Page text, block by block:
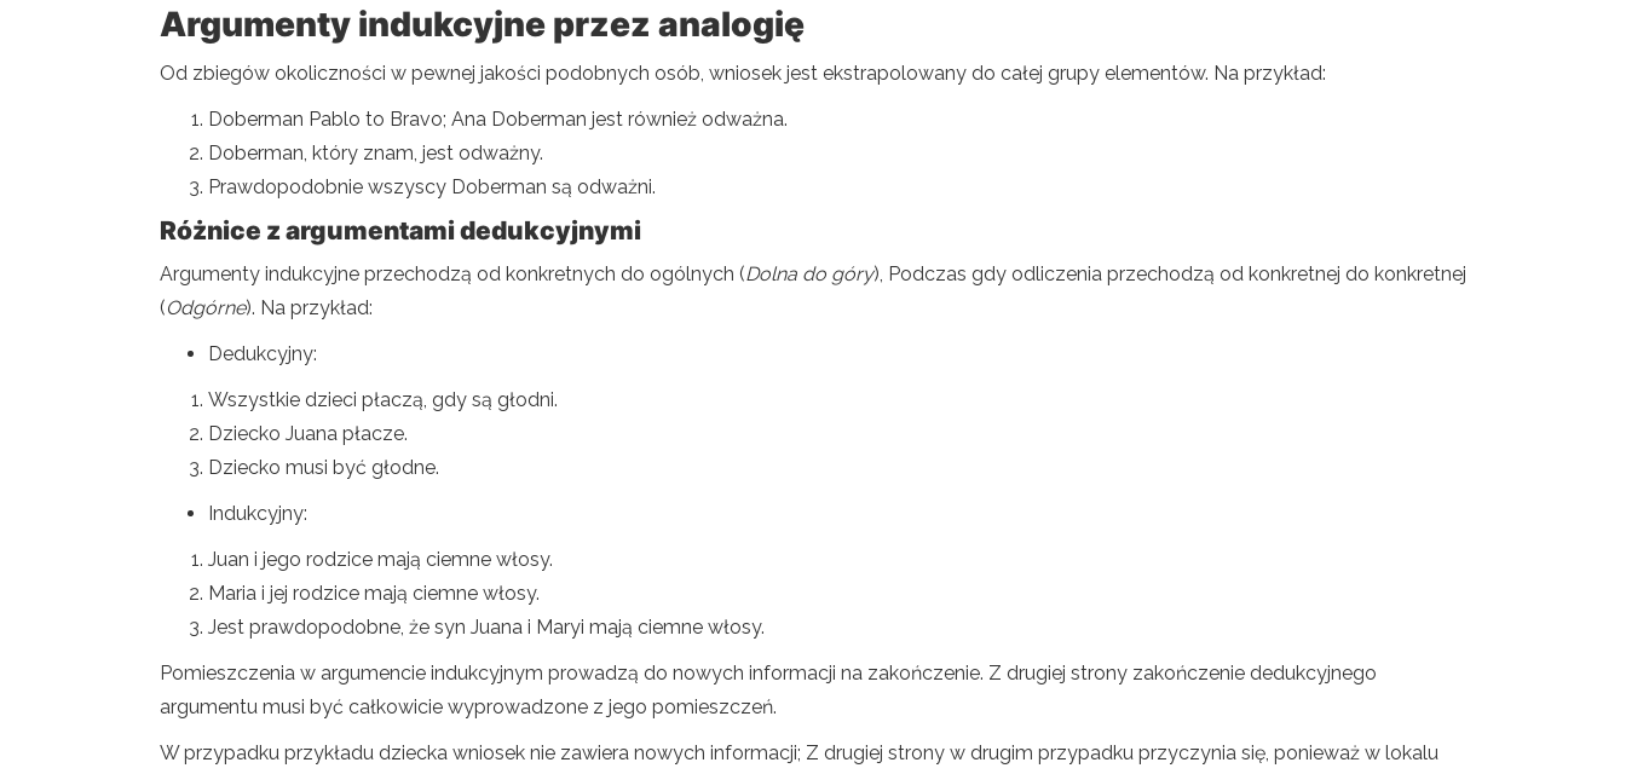
Argumenty indukcyjne przez analogię
Od zbiegów okoliczności w pewnej jakości podobnych osób, wniosek jest ekstrapolowany do całej grupy elementów. Na przykład:
Doberman Pablo to Bravo; Ana Doberman jest również odważna.
Doberman, który znam, jest odważny.
Prawdopodobnie wszyscy Doberman są odważni.
Różnice z argumentami dedukcyjnymi
Argumenty indukcyjne przechodzą od konkretnych do ogólnych (Dolna do góry), Podczas gdy odliczenia przechodzą od konkretnej do konkretnej
(Odgórne). Na przykład:
Dedukcyjny:
Wszystkie dzieci płaczą, gdy są głodni.
Dziecko Juana płacze.
Dziecko musi być głodne.
Indukcyjny:
Juan i jego rodzice mają ciemne włosy.
Maria i jej rodzice mają ciemne włosy.
Jest prawdopodobne, że syn Juana i Maryi mają ciemne włosy.
Pomieszczenia w argumencie indukcyjnym prowadzą do nowych informacji na zakończenie. Z drugiej strony zakończenie dedukcyjnego
argumentu musi być całkowicie wyprowadzone z jego pomieszczeń.
W przypadku przykładu dziecka wniosek nie zawiera nowych informacji; Z drugiej strony w drugim przypadku przyczynia się, ponieważ w lokalu